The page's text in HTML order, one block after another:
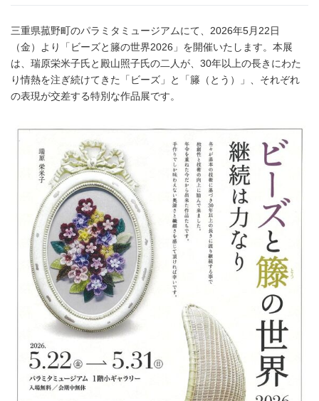
三重県菰野町のパラミタミュージアムにて、2026年5月22日
（金）より「ビーズと籐の世界2026」を開催いたします。本展
は、瑞原栄米子氏と殿山照子氏の二人が、30年以上の長きにわた
り情熱を注ぎ続けてきた「ビーズ」と「籐（とう）」、それぞれ
の表現が交差する特別な作品展です。